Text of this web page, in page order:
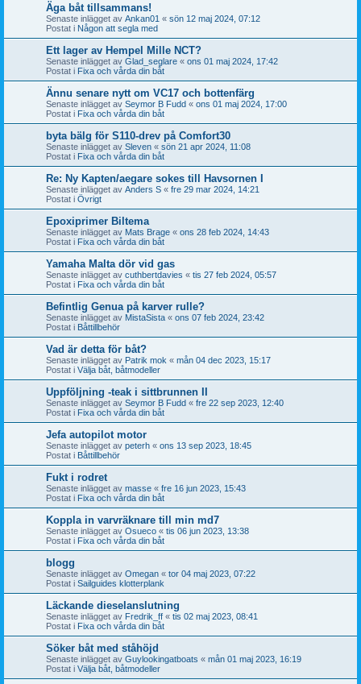
Äga båt tillsammans!
Senaste inlägget av Ankan01 « sön 12 maj 2024, 07:12
Postat i Någon att segla med
Ett lager av Hempel Mille NCT?
Senaste inlägget av Glad_seglare « ons 01 maj 2024, 17:42
Postat i Fixa och vårda din båt
Ännu senare nytt om VC17 och bottenfärg
Senaste inlägget av Seymor B Fudd « ons 01 maj 2024, 17:00
Postat i Fixa och vårda din båt
byta bälg för S110-drev på Comfort30
Senaste inlägget av Sleven « sön 21 apr 2024, 11:08
Postat i Fixa och vårda din båt
Re: Ny Kapten/aegare sokes till Havsornen I
Senaste inlägget av Anders S « fre 29 mar 2024, 14:21
Postat i Övrigt
Epoxiprimer Biltema
Senaste inlägget av Mats Brage « ons 28 feb 2024, 14:43
Postat i Fixa och vårda din båt
Yamaha Malta dör vid gas
Senaste inlägget av cuthbertdavies « tis 27 feb 2024, 05:57
Postat i Fixa och vårda din båt
Befintlig Genua på karver rulle?
Senaste inlägget av MistaSista « ons 07 feb 2024, 23:42
Postat i Båttillbehör
Vad är detta för båt?
Senaste inlägget av Patrik mok « mån 04 dec 2023, 15:17
Postat i Välja båt, båtmodeller
Uppföljning -teak i sittbrunnen II
Senaste inlägget av Seymor B Fudd « fre 22 sep 2023, 12:40
Postat i Fixa och vårda din båt
Jefa autopilot motor
Senaste inlägget av peterh « ons 13 sep 2023, 18:45
Postat i Båttillbehör
Fukt i rodret
Senaste inlägget av masse « fre 16 jun 2023, 15:43
Postat i Fixa och vårda din båt
Koppla in varvräknare till min md7
Senaste inlägget av Osueco « tis 06 jun 2023, 13:38
Postat i Fixa och vårda din båt
blogg
Senaste inlägget av Omegan « tor 04 maj 2023, 07:22
Postat i Sailguides klotterplank
Läckande dieselanslutning
Senaste inlägget av Fredrik_ff « tis 02 maj 2023, 08:41
Postat i Fixa och vårda din båt
Söker båt med ståhöjd
Senaste inlägget av Guylookingatboats « mån 01 maj 2023, 16:19
Postat i Välja båt, båtmodeller